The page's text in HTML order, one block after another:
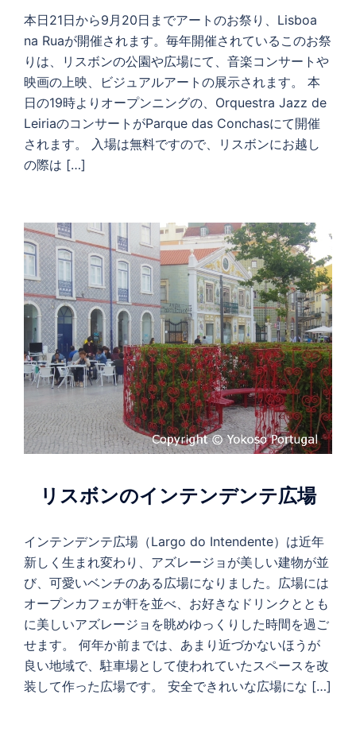
本日21日から9月20日までアートのお祭り、Lisboa
na Ruaが開催されます。毎年開催されているこのお祭
りは、リスボンの公園や広場にて、音楽コンサートや
映画の上映、ビジュアルアートの展示されます。 本
日の19時よりオープンニングの、Orquestra Jazz de
LeiriaのコンサートがParque das Conchasにて開催
されます。 入場は無料ですので、リスボンにお越し
の際は […]
リスボンのインテンデンテ広場
インテンデンテ広場（Largo do Intendente）は近年
新しく生まれ変わり、アズレージョが美しい建物が並
び、可愛いベンチのある広場になりました。広場には
オープンカフェが軒を並べ、お好きなドリンクととも
に美しいアズレージョを眺めゆっくりした時間を過ご
せます。 何年か前までは、あまり近づかないほうが
良い地域で、駐車場として使われていたスペースを改
装して作った広場です。 安全できれいな広場にな […]